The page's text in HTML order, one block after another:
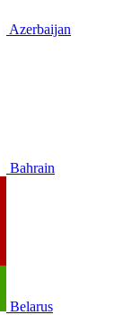
Azerbaijan
Bahrain
Belarus